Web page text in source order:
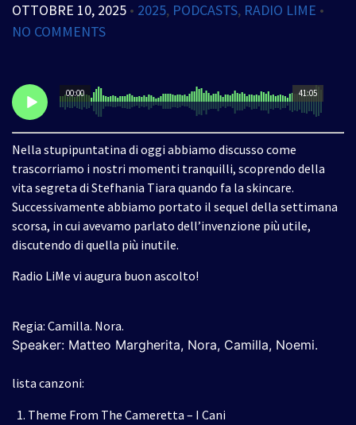
OTTOBRE 10, 2025 • 2025, PODCASTS, RADIO LIME •
NO COMMENTS
41:05
00:00
Nella stupipuntatina di oggi abbiamo discusso come
trascorriamo i nostri momenti tranquilli, scoprendo della
vita segreta di Stefhania Tiara quando fa la skincare.
Successivamente abbiamo portato il sequel della settimana
scorsa, in cui avevamo parlato dell’invenzione più utile,
discutendo di quella più inutile.
Radio LiMe vi augura buon ascolto!
Regia: Camilla. Nora.
Speaker: Matteo Margherita, Nora, Camilla, Noemi.
lista canzoni:
Theme From The Cameretta – I Cani